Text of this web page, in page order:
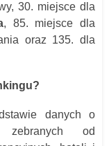
30. miejsce dla
, 85. miejsce dla
oraz 135. dla
danych o
zebranych od